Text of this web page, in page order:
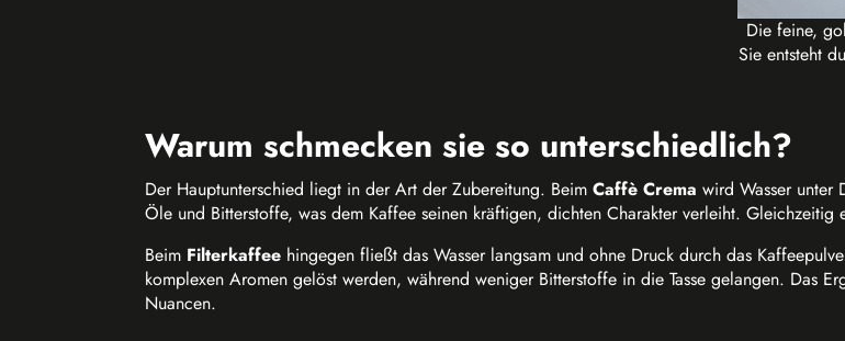
Die feine,
Sie entsteht
Warum schmecken sie so unterschiedlich?
Der Hauptunterschied liegt in der Art der Zubereitung. Beim Caffè Crema wird Wasser unter
Öle und Bitterstoffe, was dem Kaffee seinen kräftigen, dichten Charakter verleiht. Gleichzeitig
Beim Filterkaffee hingegen fließt das Wasser langsam und ohne Druck durch das
komplexen Aromen gelöst werden, während weniger Bitterstoffe in die Tasse gelangen. Das
Nuancen.